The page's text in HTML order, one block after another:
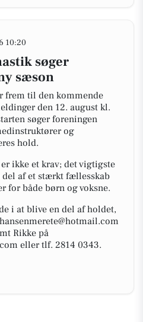
10:20
søger
sæson
frem til den kommende
den 12. august kl.
søger foreningen
og
hold.
ikke et krav; det vigtigste
del af et stærkt fællesskab
for både børn og voksne.
i at blive en del af holdet,
Rikke på
eller tlf. 2814 0343.